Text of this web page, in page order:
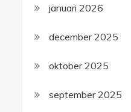
januari 2026
december 2025
oktober 2025
september 2025